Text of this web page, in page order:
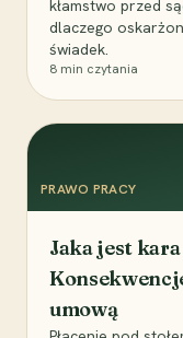
kłamstwo przed
dlaczego
świadek.
8 min czytania
PRAWO PRACY
Jaka jest kara
umową